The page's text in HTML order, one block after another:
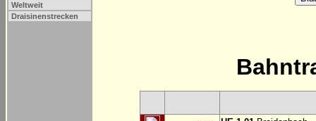
Weltweit
Draisinenstrecken